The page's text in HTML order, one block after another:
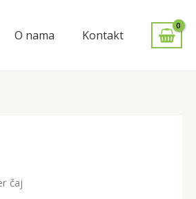
O nama Kontakt
čaj